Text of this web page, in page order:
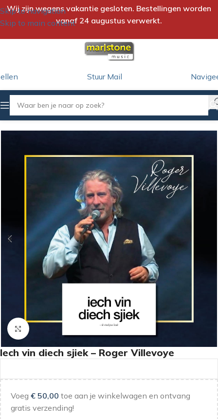
Skip to navigation
Skip to main content
Wij zijn wegens vakantie gesloten. Bestellingen worden
vanaf 24 augustus verwerkt.
Stuur Mail
Home/iTunes Download
Klik om te vergroten
Iech vin diech sjiek – Roger Villevoye
Voeg € 50,00 toe aan je winkelwagen en ontvang
gratis verzending!